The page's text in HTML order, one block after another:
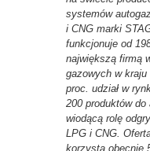
systemów
i CNG marki
funkcjonuje od
największą firmą
gazowych w
proc. udział w
200 produktów
wiodącą rolę
LPG i CNG.
korzysta obecnie